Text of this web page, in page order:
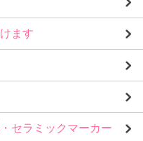
ます
セラミックマーカー